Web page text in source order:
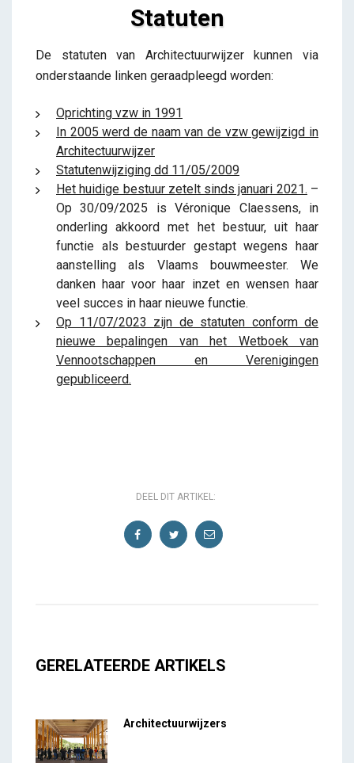
Statuten
Statuten
De statuten van Architectuurwijzer kunnen via
onderstaande linken geraadpleegd worden:
Oprichting vzw in 1991
In 2005 werd de naam van de vzw gewijzigd in
Architectuurwijzer
Statutenwijziging dd 11/05/2009
Het huidige bestuur zetelt sinds januari 2021. –
Op 30/09/2025 is Véronique Claessens, in
onderling akkoord met het bestuur, uit haar
functie als bestuurder gestapt wegens haar
aanstelling als Vlaams bouwmeester. We
danken haar voor haar inzet en wensen haar
veel succes in haar nieuwe functie.
Op 11/07/2023 zijn de statuten conform de
nieuwe bepalingen van het Wetboek van
Vennootschappen en Verenigingen
gepubliceerd.
DEEL DIT ARTIKEL:
GERELATEERDE ARTIKELS
Architectuurwijzers